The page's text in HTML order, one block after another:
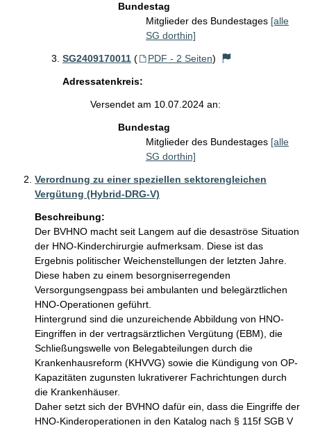
Bundestag
Mitglieder des Bundestages [alle
SG dorthin]
SG2409170011 ( PDF - 2 Seiten)
Adressatenkreis:
Versendet am 10.07.2024 an:
Bundestag
Mitglieder des Bundestages [alle
SG dorthin]
Verordnung zu einer speziellen sektorengleichen
Vergütung (Hybrid-DRG-V)
Beschreibung:
Der BVHNO macht seit Langem auf die desaströse Situation
der HNO-Kinderchirurgie aufmerksam. Diese ist das
Ergebnis politischer Weichenstellungen der letzten Jahre.
Diese haben zu einem besorgniserregenden
Versorgungsengpass bei ambulanten und belegärztlichen
HNO-Operationen geführt.
Hintergrund sind die unzureichende Abbildung von HNO-
Eingriffen in der vertragsärztlichen Vergütung (EBM), die
Schließungswelle von Belegabteilungen durch die
Krankenhausreform (KHVVG) sowie die Kündigung von OP-
Kapazitäten zugunsten lukrativerer Fachrichtungen durch
die Krankenhäuser.
Daher setzt sich der BVHNO dafür ein, dass die Eingriffe der
HNO-Kinderoperationen in den Katalog nach § 115f SGB V